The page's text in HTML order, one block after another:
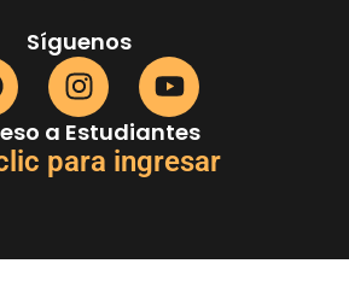
Síguenos
a Estudiantes
para ingresar